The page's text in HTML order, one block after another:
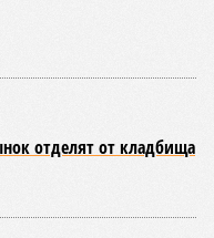
отделят от кладбища